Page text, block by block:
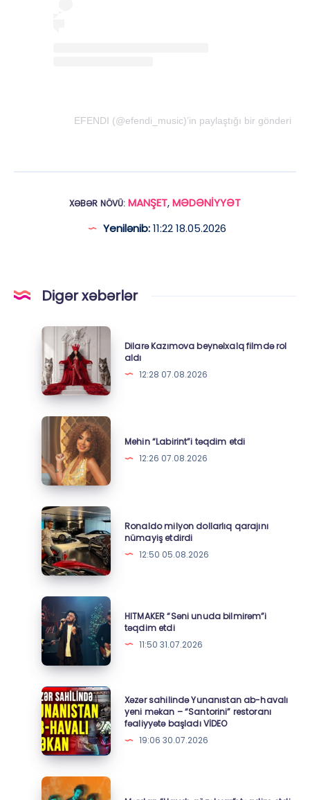
EFENDI (@efendi_music)’in paylaştığı bir gönderi
XƏBƏR NÖVÜ: MANŞET,MƏDƏNİYYƏT
Yenilənib:11:22 18.05.2026
Digər xəbərlər
Dilarə
Kazımova
beynəlxalq
filmdə
rol
aldı
Dilarə Kazımova beynəlxalq filmdə rol
aldı
12:28 07.08.2026
Mehin
“Labirint”i
təqdim
etdi
Mehin “Labirint”i təqdim etdi
12:26 07.08.2026
Ronaldo
milyon
dollarlıq
qarajını
nümayiş
etdirdi
Ronaldo milyon dollarlıq qarajını
nümayiş etdirdi
12:50 05.08.2026
HITMAKER
“Səni
unuda
bilmirəm”i
təqdim
etdi
HITMAKER “Səni unuda bilmirəm”i
təqdim etdi
11:50 31.07.2026
Xəzər
sahilində
Yunanıstan
ab-
havalı
yeni
Xəzər sahilində Yunanıstan ab-havalı
yeni məkan – “Santorini” restoranı
fəaliyyətə başladı VİDEO
19:06 30.07.2026
Mərdan